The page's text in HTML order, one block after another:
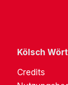
Kölsch
Credits